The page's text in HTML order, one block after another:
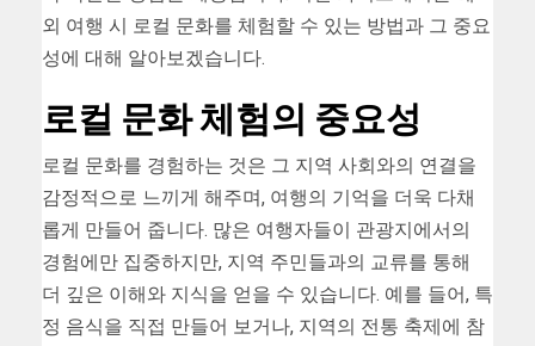
외 여행 시 로컬 문화를 체험할 수 있는 방법과 그 중요
성에 대해 알아보겠습니다.
로컬 문화 체험의 중요성
로컬 문화를 경험하는 것은 그 지역 사회와의 연결을
감정적으로 느끼게 해주며, 여행의 기억을 더욱 다채
롭게 만들어 줍니다. 많은 여행자들이 관광지에서의
경험에만 집중하지만, 지역 주민들과의 교류를 통해
더 깊은 이해와 지식을 얻을 수 있습니다. 예를 들어, 특
정 음식을 직접 만들어 보거나, 지역의 전통 축제에 참